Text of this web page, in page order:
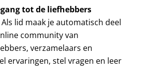
tot de liefhebbers
Als lid maak je automatisch deel
community van
verzamelaars en
ervaringen, stel vragen en leer